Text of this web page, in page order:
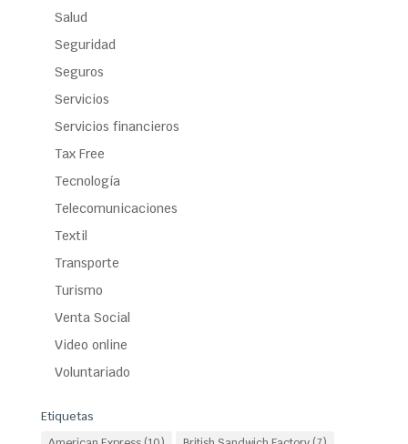
Salud
Seguridad
Seguros
Servicios
Servicios financieros
Tax Free
Tecnología
Telecomunicaciones
Textil
Transporte
Turismo
Venta Social
Video online
Voluntariado
Etiquetas